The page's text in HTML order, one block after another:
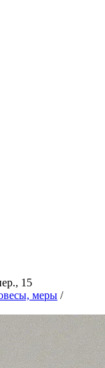
15
меры /